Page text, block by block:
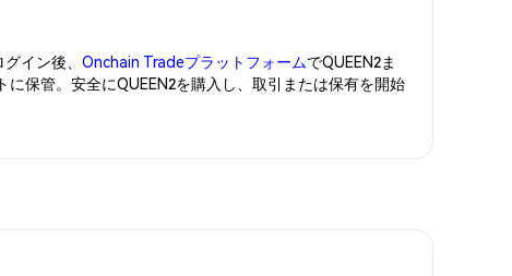
イン後、 Onchain TradeプラットフォームでQUEEN2ま
保管。安全にQUEEN2を購入し、取引または保有を開始